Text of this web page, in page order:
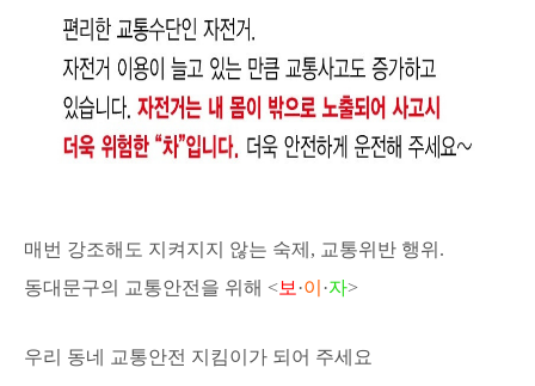
매번 강조해도 지켜지지 않는 숙제, 교통위반 행위.
동대문구의 교통안전을 위해 <보 ·이 ·자>
우리 동네 교통안전 지킴이가 되어 주세요